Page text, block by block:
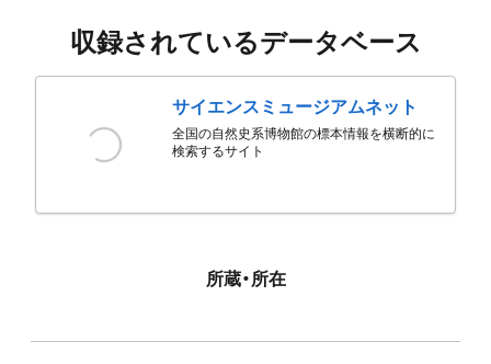
収録されているデータベース
サイエンスミュージアムネット
全国の自然史系博物館の標本情報を横断的に
検索するサイト
所蔵・所在